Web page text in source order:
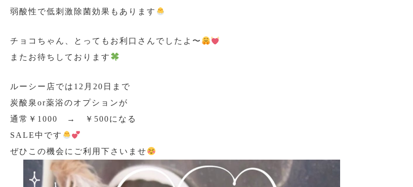
弱酸性で低刺激除菌効果もあります
チョコちゃん、とってもお利口さんでしたよ〜
またお待ちしております
ルーシー店では12月20日まで
炭酸泉or薬浴のオプションが
通常￥1000 → ￥500になる
SALE中です
ぜひこの機会にご利用下さいませ